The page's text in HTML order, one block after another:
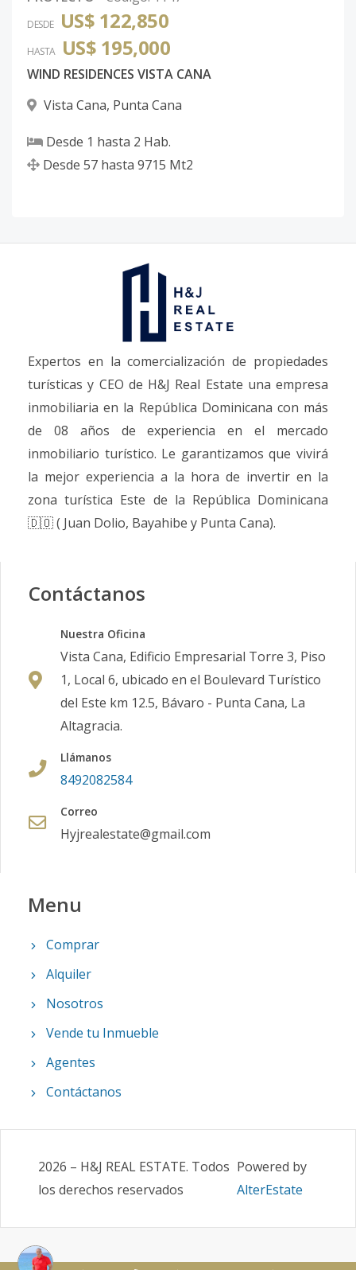
DESDE US$ 122,850
HASTA US$ 195,000
WIND RESIDENCES VISTA CANA
Vista Cana, Punta Cana
Desde 1 hasta 2 Hab.
Desde 57 hasta 9715 Mt2
Expertos en la comercialización de propiedades
turísticas y CEO de H&J Real Estate una empresa
inmobiliaria en la República Dominicana con más
de 08 años de experiencia en el mercado
inmobiliario turístico. Le garantizamos que vivirá
la mejor experiencia a la hora de invertir en la
zona turística Este de la República Dominicana
🇩🇴 ( Juan Dolio, Bayahibe y Punta Cana).
Contáctanos
Nuestra Oficina
Vista Cana, Edificio Empresarial Torre 3, Piso
1, Local 6, ubicado en el Boulevard Turístico
del Este km 12.5, Bávaro - Punta Cana, La
Altagracia.
Llámanos
8492082584
Correo
Hyjrealestate@gmail.com
Menu
Comprar
Alquiler
Nosotros
Vende tu Inmueble
Agentes
Contáctanos
2026 – H&J REAL ESTATE. Todos
los derechos reservados
Powered by
AlterEstate